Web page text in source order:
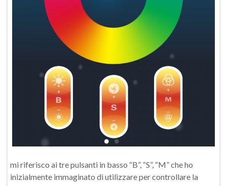
mi riferisco ai tre pulsanti in basso “B”, “S”, “M” che ho
inizialmente immaginato di utilizzare per controllare la